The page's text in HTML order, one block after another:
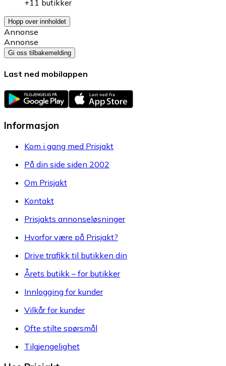
+11 butikker
Hopp over innholdet
Annonse
Annonse
Gi oss tilbakemelding
Last ned mobilappen
Informasjon
Kom i gang med Prisjakt
På din side siden 2002
Om Prisjakt
Kontakt
Prisjakts annonseløsninger
Hvorfor være på Prisjakt?
Drive trafikk til butikken din
Årets butikk – for butikker
Innlogging for kunder
Vilkår for kunder
Ofte stilte spørsmål
Tilgjengelighet